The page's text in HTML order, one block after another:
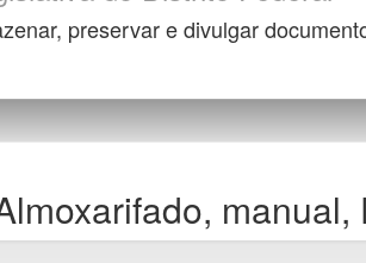
preservar e divulgar